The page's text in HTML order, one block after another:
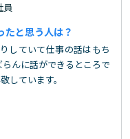
員
たと思う人は？
していて仕事の話はもち
んに話ができるところで
しています。